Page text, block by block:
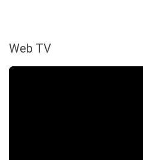
Web TV